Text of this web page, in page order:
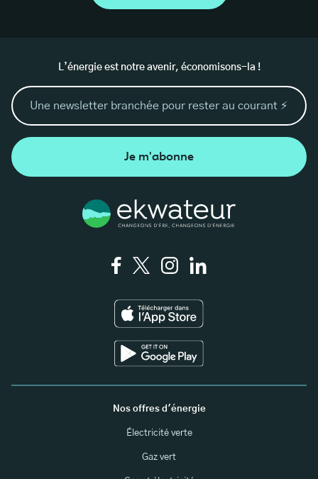
L’énergie est notre avenir, économisons-la !
Je m'abonne
Nos offres d'énergie
Électricité verte
Gaz vert